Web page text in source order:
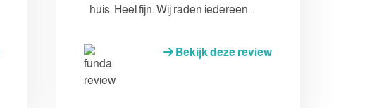
huis. Heel fijn. Wij raden iedereen...
Bekijk deze review